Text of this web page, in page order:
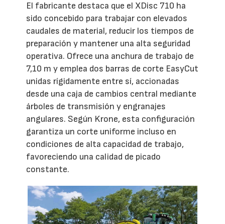
El fabricante destaca que el XDisc 710 ha
sido concebido para trabajar con elevados
caudales de material, reducir los tiempos de
preparación y mantener una alta seguridad
operativa. Ofrece una anchura de trabajo de
7,10 m y emplea dos barras de corte EasyCut
unidas rígidamente entre sí, accionadas
desde una caja de cambios central mediante
árboles de transmisión y engranajes
angulares. Según Krone, esta configuración
garantiza un corte uniforme incluso en
condiciones de alta capacidad de trabajo,
favoreciendo una calidad de picado
constante.